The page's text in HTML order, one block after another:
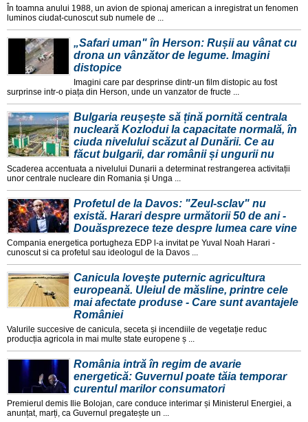
În toamna anului 1988, un avion de spionaj american a inregistrat un fenomen
luminos ciudat-cunoscut sub numele de ...
„Safari uman" în Herson: Rușii au vânat cu
drona un vânzător de legume. Imagini
distopice
Imagini care par desprinse dintr-un film distopic au fost
surprinse intr-o piața din Herson, unde un vanzator de fructe ...
Bulgaria reușește să țină pornită centrala
nucleară Kozlodui la capacitate normală, în
ciuda nivelului scăzut al Dunării. Ce au
făcut bulgarii, dar românii și ungurii nu
Scaderea accentuata a nivelului Dunarii a determinat restrangerea activitații
unor centrale nucleare din Romania și Unga ...
Profetul de la Davos: "Zeul-sclav" nu
există. Harari despre următorii 50 de ani -
Douăsprezece teze despre lumea care vine
Compania energetica portugheza EDP l-a invitat pe Yuval Noah Harari -
cunoscut si ca profetul sau ideologul de la Davos ...
Canicula loveşte puternic agricultura
europeană. Uleiul de măsline, printre cele
mai afectate produse - Care sunt avantajele
României
Valurile succesive de canicula, seceta și incendiile de vegetație reduc
producția agricola in mai multe state europene ș ...
România intră în regim de avarie
energetică: Guvernul poate tăia temporar
curentul marilor consumatori
Premierul demis Ilie Bolojan, care conduce interimar și Ministerul Energiei, a
anunțat, marți, ca Guvernul pregatește un ...